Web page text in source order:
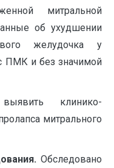
митральной
об ухудшении
желудочка у
ПМК и без значимой
клинико-
митрального
Обследовано